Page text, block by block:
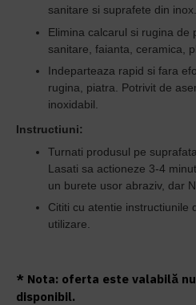
sanitare si suprafete din inox.
Elimina calcarul si rugina de
sanitare, faianta, ceramica,
Indeparteaza rapid si fara
rugina, piatra. Potrivit de
inoxidabil.
Instructiuni:
Turnati produsul pe
Lasati sa actioneze 3-4
un burete usor abraziv, dar
Cititi cu atentie instructiunile
utilizare.
* Nota: oferta este valabilă
disponibil.